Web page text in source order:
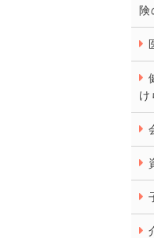
険
け